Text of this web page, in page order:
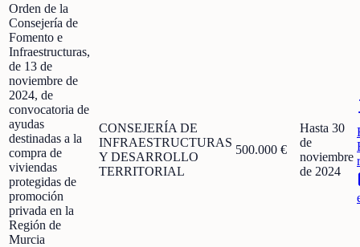
Orden de la
Consejería de
Fomento e
Infraestructuras,
de 13 de
noviembre de
2024, de
convocatoria de
ayudas
destinadas a la
compra de
viviendas
protegidas de
promoción
privada en la
Región de
Murcia
CONSEJERÍA DE
INFRAESTRUCTURAS
Y DESARROLLO
TERRITORIAL
500.000 €
Hasta 30
de
noviembre
de 2024